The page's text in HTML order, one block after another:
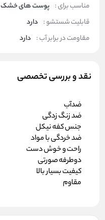
مناسب برای : پوست های خشک
قابلیت شستشو : دارد
مقاومت در برابر آب : دارد
نقد و بررسی تخصصی
ضدآب
ضد زنگ زدگی
جنس کفه نیکل
ضد خردگی با مواد
راحت و خوش دست
دوطرفه صورتی
کیفیت بسیار بالا
مقاوم